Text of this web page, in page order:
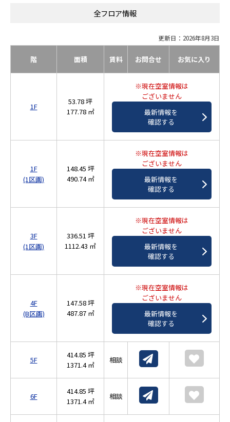
全フロア情報
更新日：2026年8月3日
階 面積 賃料 お問合せ お気に入り
1F
53.78 坪
177.78 ㎡
※現在空室情報は
ございません
最新情報を
確認する
1F
(1区画)
148.45 坪
490.74 ㎡
※現在空室情報は
ございません
最新情報を
確認する
3F
(1区画)
336.51 坪
1112.43 ㎡
※現在空室情報は
ございません
最新情報を
確認する
4F
(B区画)
147.58 坪
487.87 ㎡
※現在空室情報は
ございません
最新情報を
確認する
5F
414.85 坪
1371.4 ㎡
相談
6F
414.85 坪
1371.4 ㎡
相談